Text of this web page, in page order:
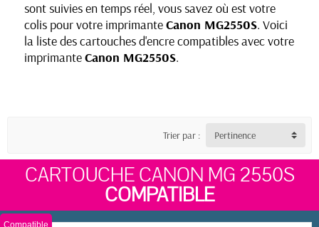
sont suivies en temps réel, vous savez où est votre
colis pour votre imprimanteCanon MG2550S. Voici
la liste des cartouches d'encre compatibles avec votre
imprimanteCanon MG2550S.
Trier par : Pertinence
CARTOUCHE CANON MG 2550S
COMPATIBLE